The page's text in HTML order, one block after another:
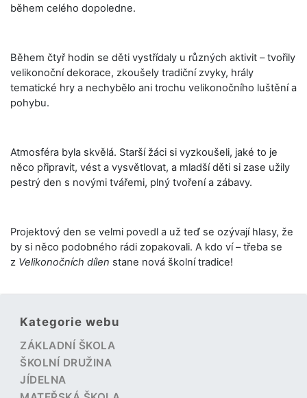
během celého dopoledne.
Během čtyř hodin se děti vystřídaly u různých aktivit – tvořily
velikonoční dekorace, zkoušely tradiční zvyky, hrály
tematické hry a nechybělo ani trochu velikonočního luštění a
pohybu.
Atmosféra byla skvělá. Starší žáci si vyzkoušeli, jaké to je
něco připravit, vést a vysvětlovat, a mladší děti si zase užily
pestrý den s novými tvářemi, plný tvoření a zábavy.
Projektový den se velmi povedl a už teď se ozývají hlasy, že
by si něco podobného rádi zopakovali. A kdo ví – třeba se
z Velikonočních dílen stane nová školní tradice!
Kategorie webu
ZÁKLADNÍ ŠKOLA
ŠKOLNÍ DRUŽINA
JÍDELNA